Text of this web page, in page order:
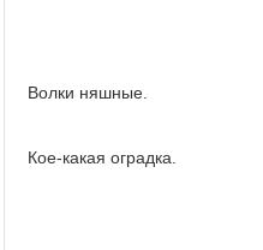
Волки няшные.
Кое-какая оградка.